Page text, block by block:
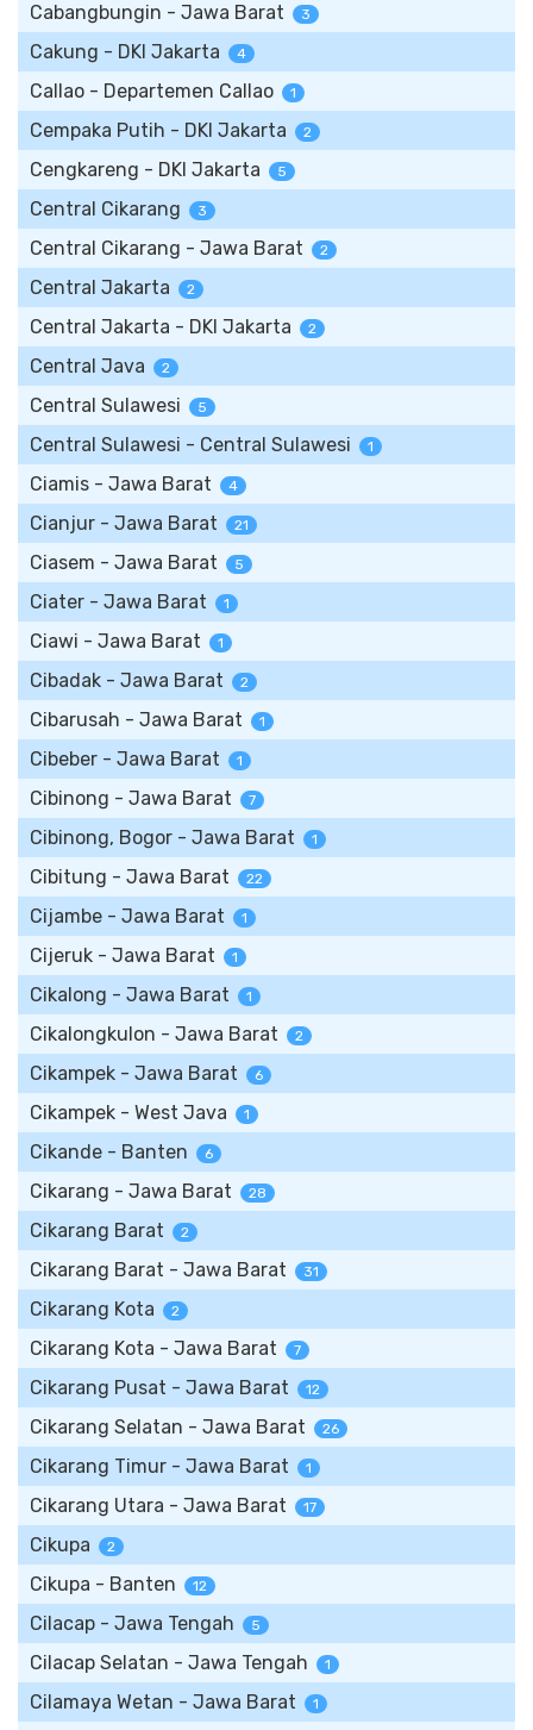
Cabangbungin - Jawa Barat 3
Cakung - DKI Jakarta 4
Callao - Departemen Callao 1
Cempaka Putih - DKI Jakarta 2
Cengkareng - DKI Jakarta 5
Central Cikarang 3
Central Cikarang - Jawa Barat 2
Central Jakarta 2
Central Jakarta - DKI Jakarta 2
Central Java 2
Central Sulawesi 5
Central Sulawesi - Central Sulawesi 1
Ciamis - Jawa Barat 4
Cianjur - Jawa Barat 21
Ciasem - Jawa Barat 5
Ciater - Jawa Barat 1
Ciawi - Jawa Barat 1
Cibadak - Jawa Barat 2
Cibarusah - Jawa Barat 1
Cibeber - Jawa Barat 1
Cibinong - Jawa Barat 7
Cibinong, Bogor - Jawa Barat 1
Cibitung - Jawa Barat 22
Cijambe - Jawa Barat 1
Cijeruk - Jawa Barat 1
Cikalong - Jawa Barat 1
Cikalongkulon - Jawa Barat 2
Cikampek - Jawa Barat 6
Cikampek - West Java 1
Cikande - Banten 6
Cikarang - Jawa Barat 28
Cikarang Barat 2
Cikarang Barat - Jawa Barat 31
Cikarang Kota 2
Cikarang Kota - Jawa Barat 7
Cikarang Pusat - Jawa Barat 12
Cikarang Selatan - Jawa Barat 26
Cikarang Timur - Jawa Barat 1
Cikarang Utara - Jawa Barat 17
Cikupa 2
Cikupa - Banten 12
Cilacap - Jawa Tengah 5
Cilacap Selatan - Jawa Tengah 1
Cilamaya Wetan - Jawa Barat 1